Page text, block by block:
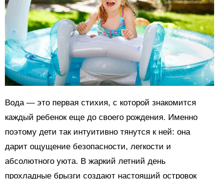
Вода — это первая стихия, с которой знакомится
каждый ребенок еще до своего рождения. Именно
поэтому дети так интуитивно тянутся к ней: она
дарит ощущение безопасности, легкости и
абсолютного уюта. В жаркий летний день
прохладные брызги создают настоящий островок